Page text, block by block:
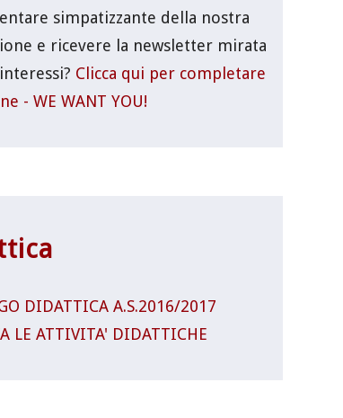
simpatizzante della nostra
e ricevere la newsletter mirata
Clicca qui per completare
- WE WANT YOU!
DIDATTICA A.S.2016/2017
LE ATTIVITA' DIDATTICHE